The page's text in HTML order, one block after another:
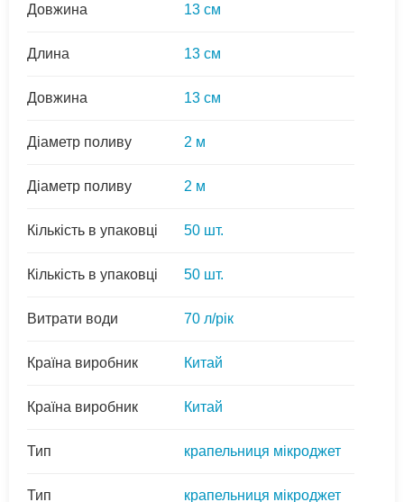
Довжина 13 см
Длина 13 см
Довжина 13 см
Діаметр поливу 2 м
Діаметр поливу 2 м
Кількість в упаковці 50 шт.
Кількість в упаковці 50 шт.
Витрати води 70 л/рік
Країна виробник Китай
Країна виробник Китай
Тип крапельниця мікроджет
Тип крапельниця мікроджет